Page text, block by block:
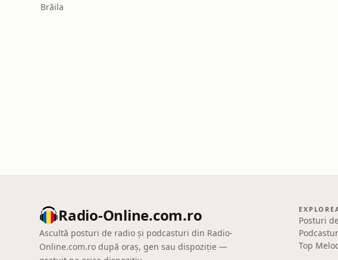
Brăila
Radio-Online.com.ro
Ascultă posturi de radio și podcasturi din Radio-
Online.com.ro după oraș, gen sau dispoziție —
Posturi
Top